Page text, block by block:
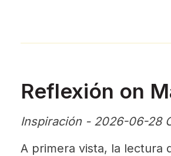
Reflexión on
Inspiración - 2026-06-28
A primera vista, la lectura